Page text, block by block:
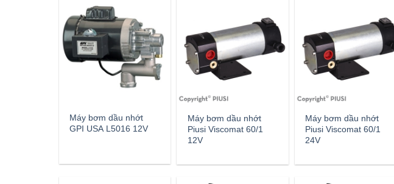
Máy bơm dầu nhớt
GPI USA L5016 12V
Máy bơm dầu nhớt
Piusi Viscomat 60/1
12V
Máy bơm dầu nhớt
Piusi Viscomat 60/1
24V